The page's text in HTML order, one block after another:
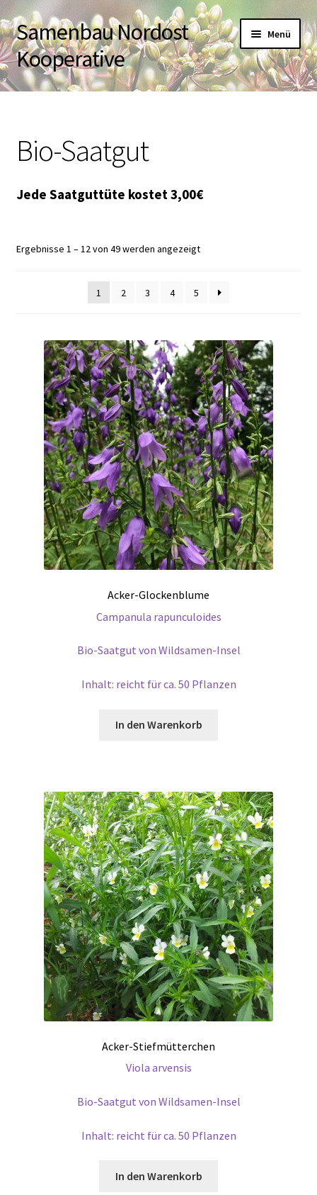
Zur
Navigation
springen
Zum
Inhalt
springen
Samenbau Nordost
Kooperative
Menü
Über uns
Shop
Bio-Saatgut
Ergebnisse 1 – 12 von 49 werden angezeigt
1 2 3 4 5
Acker-Glockenblume
Campanula rapunculoides
Bio-Saatgut von Wildsamen-Insel
Inhalt: reicht für ca. 50 Pflanzen
In den Warenkorb
Acker-Stiefmütterchen
Viola arvensis
Bio-Saatgut von Wildsamen-Insel
Inhalt: reicht für ca. 50 Pflanzen
In den Warenkorb